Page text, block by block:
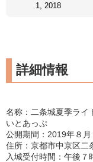
1, 2018
詳細情報
名称：二条城夏季ラ
いとあっぷ
公開期間：2019年８
住所：京都市中京区二
入城受付時間：午後７